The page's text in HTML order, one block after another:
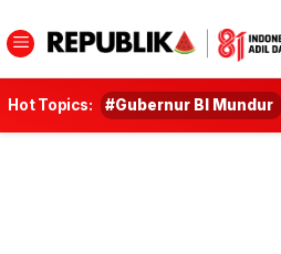
Hot Topics: #Gubernur BI Mundur